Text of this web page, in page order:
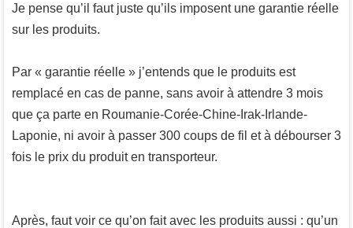
Je pense qu’il faut juste qu’ils imposent une garantie réelle
sur les produits.
Par « garantie réelle » j’entends que le produits est
remplacé en cas de panne, sans avoir à attendre 3 mois
que ça parte en Roumanie-Corée-Chine-Irak-Irlande-
Laponie, ni avoir à passer 300 coups de fil et à débourser 3
fois le prix du produit en transporteur.
Après, faut voir ce qu’on fait avec les produits aussi : qu’un